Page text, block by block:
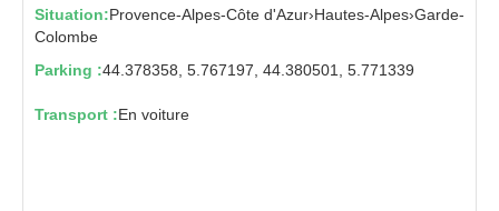
Situation:Provence-Alpes-Côte d'Azur›Hautes-Alpes›Garde-
Colombe
Parking :44.378358, 5.767197, 44.380501, 5.771339
Transport :En voiture